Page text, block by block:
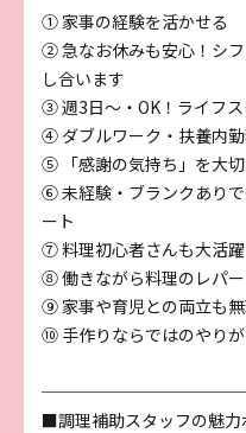
① 家事の経験を活かせる
② 急なお休みも安心！シ
し合います
③ 週3日～・OK！ライフ
④ ダブルワーク・扶養内
⑤ 「感謝の気持ち」を大
⑥ 未経験・ブランクあり
ート
⑦ 料理初心者さんも大活
⑧ 働きながら料理のレパ
⑨ 家事や育児との両立も
⑩ 手作りならではのやり
■調理補助スタッフの魅力